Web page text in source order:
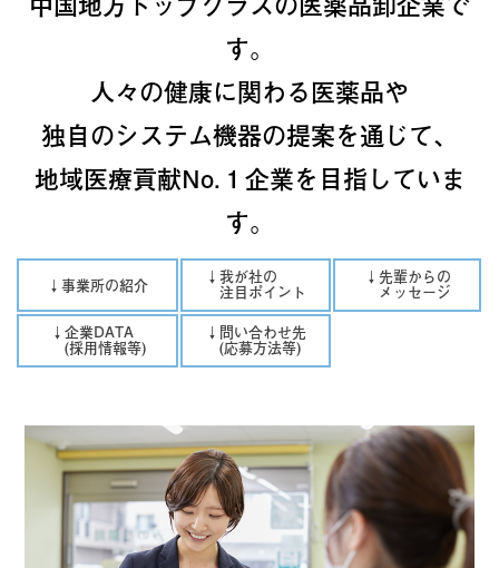
す。
人々の健康に関わる医薬品や
独自のシステム機器の提案を通じて、
地域医療貢献No.１企業を目指していま
す。
↓事業所の紹介 ↓我が社の
注目ポイント
↓先輩からの
メッセージ
↓企業DATA
(採用情報等)
↓問い合わせ先
(応募方法等)